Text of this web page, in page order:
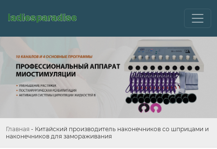
Главная - Китайский производитель наконечников со шприцами и
наконечников для замораживания